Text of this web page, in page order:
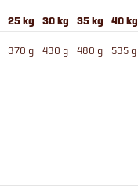
25 kg 30 kg 35 kg 40 kg
370 g 430 g 480 g 535 g